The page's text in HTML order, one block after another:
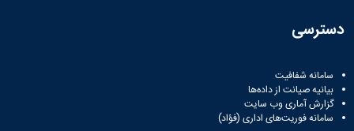
دسترسی
سامانه شفافیت
بیانیه صیانت از داده‌ها
گزارش آماری وب‌ سایت
سامانه فوریت‌های اداری (فؤاد)